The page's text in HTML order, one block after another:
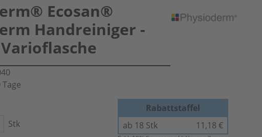
Ecosan®
Handreiniger -
Tage
Stk
Rabattstaffel
ab 18 Stk
11,18 €